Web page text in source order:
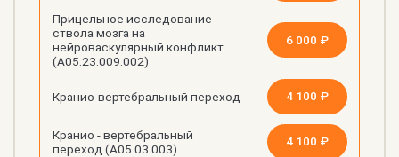
Прицельное исследование
ствола мозга на
нейроваскулярный конфликт
(А05.23.009.002)
6 000 ₽
Кранио-вертебральный переход 4 100 ₽
Кранио - вертебральный
переход (А05.03.003)
4 100 ₽